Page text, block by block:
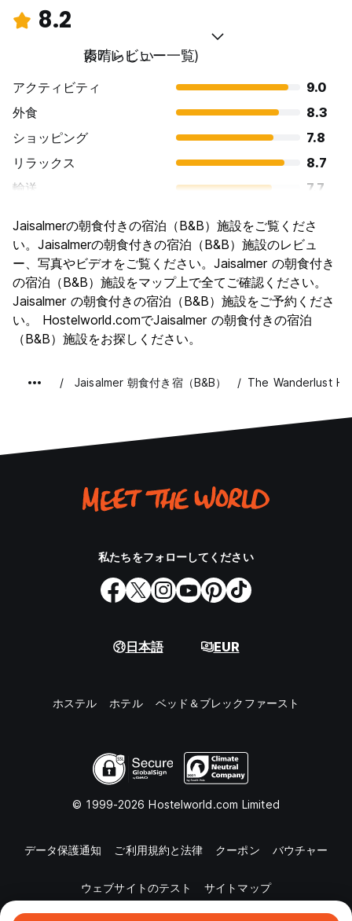
8.2
素晴らしい
(57 レビュー一覧)
アクティビティ
9.0
外食
8.3
ショッピング
7.8
リラックス
8.7
輸送
7.7
文化
ナイトライフ
5.5
コストパフォーマンス
8.7
Jaisalmerの朝食付きの宿泊（B&B）施設をご覧くださ
い。Jaisalmerの朝食付きの宿泊（B&B）施設のレビュ
ー、写真やビデオをご覧ください。Jaisalmer の朝食付き
の宿泊（B&B）施設をマップ上で全てご確認ください。
Jaisalmer の朝食付きの宿泊（B&B）施設をご予約くださ
い。 Hostelworld.comでJaisalmer の朝食付きの宿泊
（B&B）施設をお探しください。
Jaisalmer 朝食付き宿（B&B） The Wanderlust
私たちをフォローしてください
日本語 EUR
ホステル ホテル ベッド＆ブレックファースト
© 1999-2026 Hostelworld.com Limited
データ保護通知 ご利用規約と法律 クーポン バウチャー
ウェブサイトのテスト サイトマップ